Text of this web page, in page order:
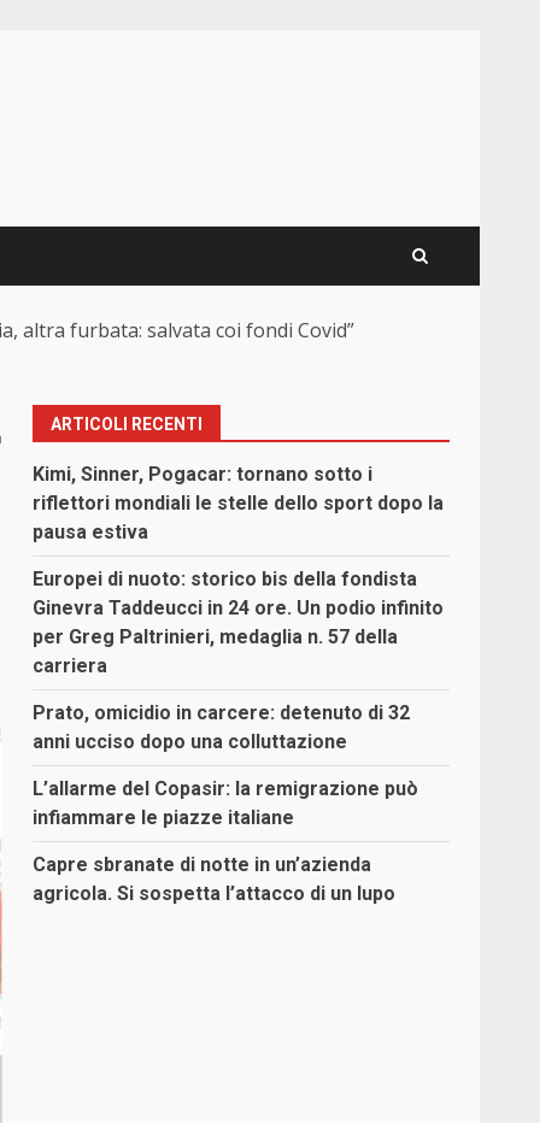
altra furbata: salvata coi fondi Covid”
ARTICOLI RECENTI
Kimi, Sinner, Pogacar: tornano sotto i
riflettori mondiali le stelle dello sport dopo la
pausa estiva
Europei di nuoto: storico bis della fondista
Ginevra Taddeucci in 24 ore. Un podio infinito
per Greg Paltrinieri, medaglia n. 57 della
carriera
Prato, omicidio in carcere: detenuto di 32
anni ucciso dopo una colluttazione
L’allarme del Copasir: la remigrazione può
infiammare le piazze italiane
Capre sbranate di notte in un’azienda
agricola. Si sospetta l’attacco di un lupo